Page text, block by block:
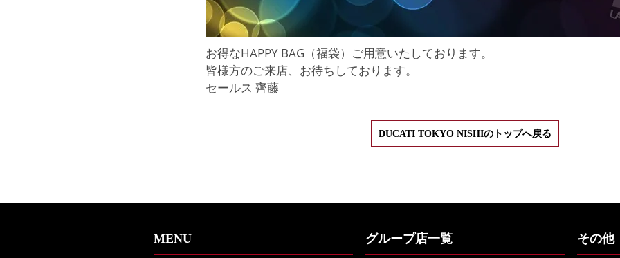
お得なHAPPY BAG（福袋）ご用意いたしております。
皆様方のご来店、お待ちしております。
セールス 齊藤
DUCATI TOKYO NISHIのトップへ戻る
MENU グループ店一覧 その他